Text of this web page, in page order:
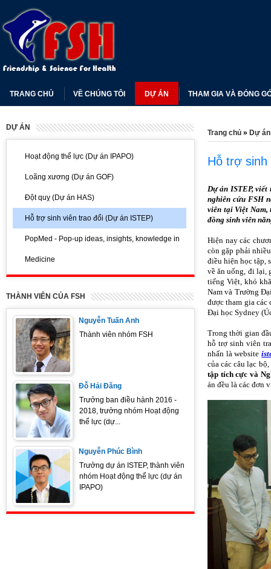
TRANG CHỦ VỀ CHÚNG TÔI DỰ ÁN THAM GIA VÀ ĐÓNG
DỰ ÁN
Hoạt động thể lực (Dự án IPAPO)
Loãng xương (Dự án GOF)
Đột quỵ (Dự án HAS)
Hỗ trợ sinh viên trao đổi (Dự án ISTEP)
PopMed - Pop-up ideas, insights, knowledge in
Medicine
THÀNH VIÊN CỦA FSH
Nguyễn Tuấn Anh
Thành viên nhóm FSH
Đỗ Hải Đăng
Trưởng ban điều hành 2016 -
2018, trưởng nhóm Hoạt động
thể lực (dự...
Nguyễn Phúc Bình
Trưởng dự án ISTEP, thành viên
nhóm Hoạt động thể lực (dự án
IPAPO)
Trang chủ » Dự án
Hỗ trợ sinh
Dự án ISTEP,
nghiên cứu FSH
viên tại Việt Nam,
đồng sinh viên
Hiện nay các
còn gặp phải
điều hiện học tập,
về ăn uống, đi lại,
tiếng Việt, khó
Nam và Trường
được tham gia
Đại học Sydney
Trong thời gian
hỗ trợ sinh viên
nhấn là website
của các câu lạc
tập tích cực và
án đều là các đơn